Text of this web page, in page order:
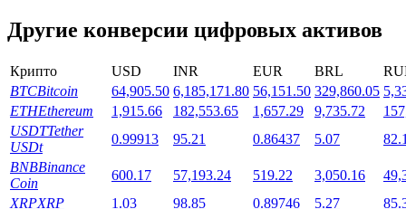
Launchpool
Гибкая ставка для заработка популярных токенов
Другие конверсии цифровых активов
Крипто USD INR EUR BRL
BTCBitcoin 64,905.50 6,185,171.80 56,151.50 329,860.05
ETHEthereum 1,915.66 182,553.65 1,657.29 9,735.72
USDTTether
USDt
0.99913 95.21 0.86437 5.07
BNBBinance
Coin
600.17 57,193.24 519.22 3,050.16
XRPXRP 1.03 98.85 0.89746 5.27